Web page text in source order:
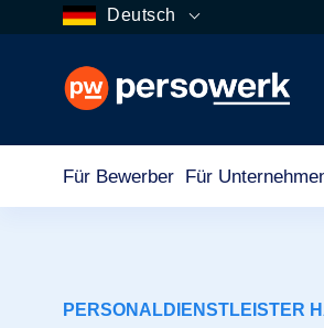
Deutsch
Für Bewerber Für
PERSONALDIENSTLEISTER